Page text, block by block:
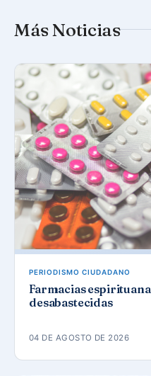
Más Noticias
PERIODISMO CIUDADANO
Farmacias
desabastecidas
04 DE AGOSTO DE 2026